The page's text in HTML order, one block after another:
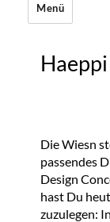
Menü
Die Wiesn
passendes
Design
hast Du
zuzulegen: